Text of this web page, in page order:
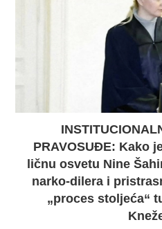
PRAVOSUĐE: Kako
ličnu osvetu Nine
narko-dilera i
„proces stoljeća“